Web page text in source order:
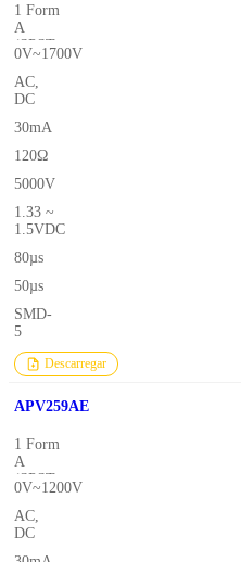
1 Form
A
(SPST-
NO)
0V~1700V
AC,
DC
30mA
120Ω
5000V
1.33 ~
1.5VDC
80µs
50µs
SMD-
5
Descarregar
APV259AE
1 Form
A
(SPST-
NO)
0V~1200V
AC,
DC